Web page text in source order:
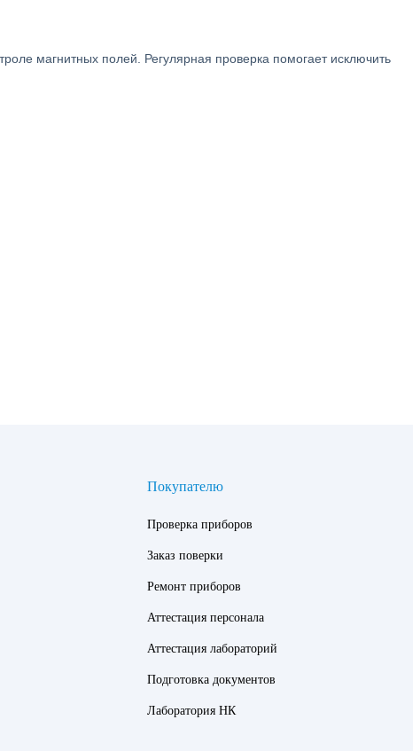
магнитных полей. Регулярная проверка помогает исключить
подтверждающее точность и соответствие приборов
Покупателю
Проверка приборов
Заказ поверки
Ремонт приборов
Аттестация персонала
Аттестация лабораторий
Подготовка документов
Лаборатория НК